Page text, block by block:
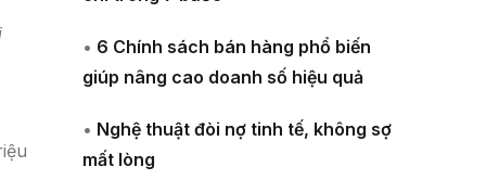
• 6 Chính sách bán hàng phổ biến
giúp nâng cao doanh số hiệu quả
• Nghệ thuật đòi nợ tinh tế, không sợ
mất lòng